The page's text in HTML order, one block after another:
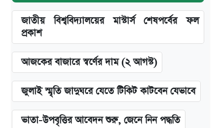
জাতীয় বিশ্ববিদ্যালয়ের মাস্টার্স শেষপর্বের ফল
প্রকাশ
আজকের বাজারে স্বর্ণের দাম (২ আগস্ট)
জুলাই স্মৃতি জাদুঘরে যেতে টিকিট কাটবেন যেভাবে
ভাতা-উপবৃত্তির আবেদন শুরু, জেনে নিন পদ্ধতি